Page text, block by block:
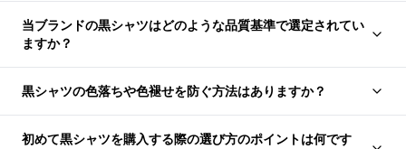
当ブランドの黒シャツはどのような品質基準で選定されてい
ますか？
黒シャツの色落ちや色褪せを防ぐ方法はありますか？
初めて黒シャツを購入する際の選び方のポイントは何です